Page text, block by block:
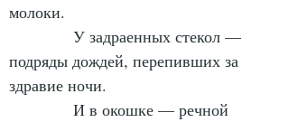
молоки.
У задраенных стекол —
подряды дождей, перепивших за
здравие ночи.
И в окошке — речной